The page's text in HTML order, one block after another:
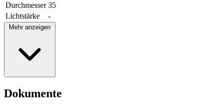
Durchmesser 35
Lichtstärke
-
Mehr anzeigen
Dokumente